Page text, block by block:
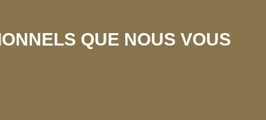
QUE NOUS VOUS